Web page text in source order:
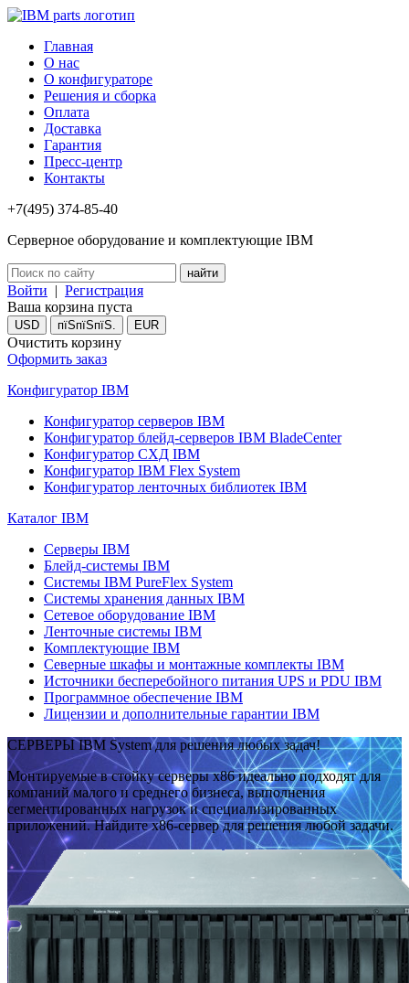
Главная
О нас
О конфигураторе
Решения и сборка
Оплата
Доставка
Гарантия
Пресс-центр
Контакты
+7(495) 374-85-40
Серверное оборудование и комплектующие IBM
Войти | Регистрация
Ваша корзина пуста
USD пїЅпїЅпїЅ. EUR
Очистить корзину
Оформить заказ
Конфигуратор IBM
Конфигуратор серверов IBM
Конфигуратор блейд-серверов IBM BladeCenter
Конфигуратор СХД IBM
Конфигуратор IBM Flex System
Конфигуратор ленточных библиотек IBM
Каталог IBM
Серверы IBM
Блейд-системы IBM
Системы IBM PureFlex System
Системы хранения данных IBM
Сетевое оборудование IBM
Ленточные системы IBM
Комплектующие IBM
Северные шкафы и монтажные комплекты IBM
Источники бесперебойного питания UPS и PDU IBM
Программное обеспечение IBM
Лицензии и дополнительные гарантии IBM
СЕРВЕРЫ IBM System для решения любых задач!
Монтируемые в стойку серверы x86 идеально подходят для
компаний малого и среднего бизнеса, выполнения
сегментированных нагрузок и специализированных
приложений. Найдите x86-сервер для решения любой задачи.